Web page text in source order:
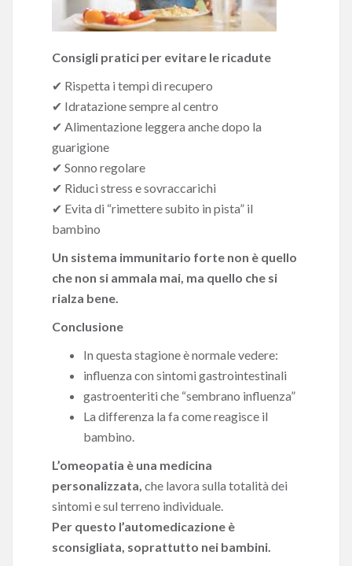
Consigli pratici per evitare le ricadute
✔ Rispetta i tempi di recupero
✔ Idratazione sempre al centro
✔ Alimentazione leggera anche dopo la
guarigione
✔ Sonno regolare
✔ Riduci stress e sovraccarichi
✔ Evita di “rimettere subito in pista” il
bambino
Un sistema immunitario forte non è quello
che non si ammala mai, ma quello che si
rialza bene.
Conclusione
In questa stagione è normale vedere:
influenza con sintomi gastrointestinali
gastroenteriti che “sembrano influenza”
La differenza la fa come reagisce il
bambino.
L’omeopatia è una medicina
personalizzata, che lavora sulla totalità dei
sintomi e sul terreno individuale.
Per questo l’automedicazione è
sconsigliata, soprattutto nei bambini.